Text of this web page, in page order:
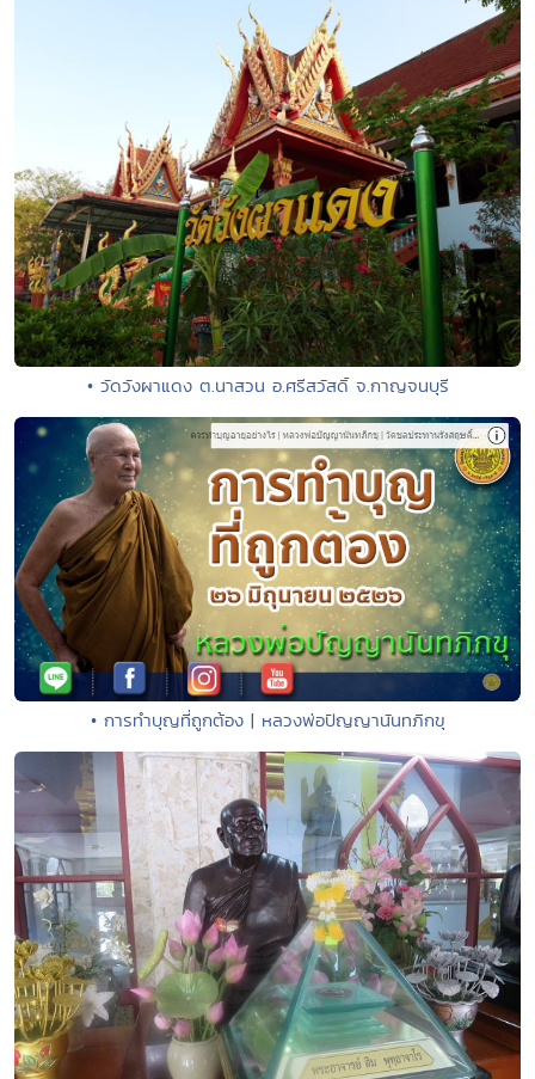
• วัดวังผาแดง ต.นาสวน อ.ศรีสวัสดิ์ จ.กาญจนบุรี
• การทำบุญที่ถูกต้อง | หลวงพ่อปัญญานันทภิกขุ